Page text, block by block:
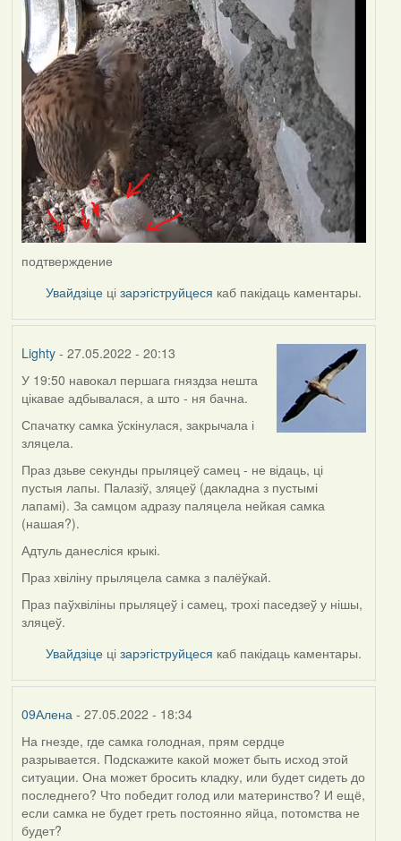
подтверждение
Увайдзіце цізарэгіструйцеся каб пакідаць каментары.
Lighty- 27.05.2022 - 20:13
У 19:50 навокал першага гняздза нешта
цікавае адбывалася, а што - ня бачна.
Спачатку самка ўскінулася, закрычала і
зляцела.
Праз дзьве секунды прыляцеў самец - не відаць, ці
пустыя лапы. Палазіў, зляцеў (дакладна з пустымі
лапамі). За самцом адразу паляцела нейкая самка
(нашая?).
Адтуль данесліся крыкі.
Праз хвіліну прыляцела самка з палёўкай.
Праз паўхвіліны прыляцеў і самец, трохі паседзеў у нішы,
зляцеў.
Увайдзіце цізарэгіструйцеся каб пакідаць каментары.
09Алена- 27.05.2022 - 18:34
На гнезде, где самка голодная, прям сердце
разрывается. Подскажите какой может быть исход этой
ситуации. Она может бросить кладку, или будет сидеть до
последнего? Что победит голод или материнство? И ещё,
если самка не будет греть постоянно яйца, потомства не
будет?